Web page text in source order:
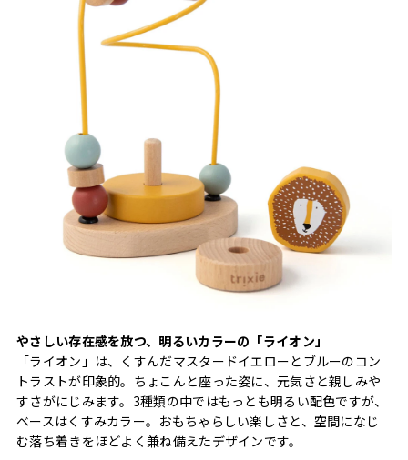
やさしい存在感を放つ、明るいカラーの「ライオン」
「ライオン」は、くすんだマスタードイエローとブルーのコン
トラストが印象的。ちょこんと座った姿に、元気さと親しみや
すさがにじみます。3種類の中ではもっとも明るい配色ですが、
ベースはくすみカラー。おもちゃらしい楽しさと、空間になじ
む落ち着きをほどよく兼ね備えたデザインです。